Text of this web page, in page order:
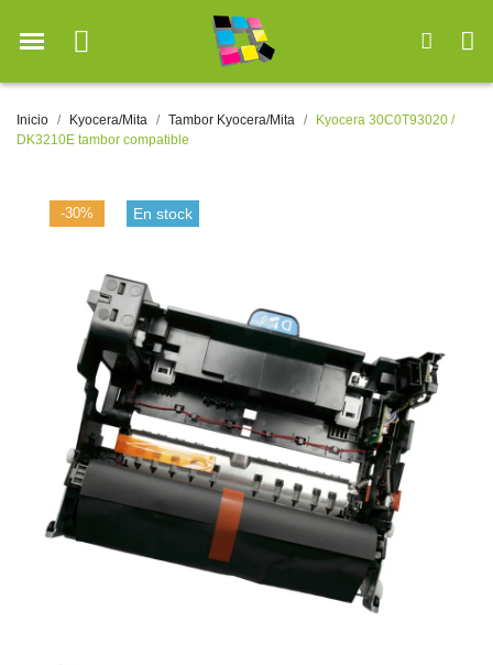
Inicio Kyocera/Mita Tambor Kyocera/Mita
Kyocera 30C0T93020 /
DK3210E tambor compatible
-30% En stock